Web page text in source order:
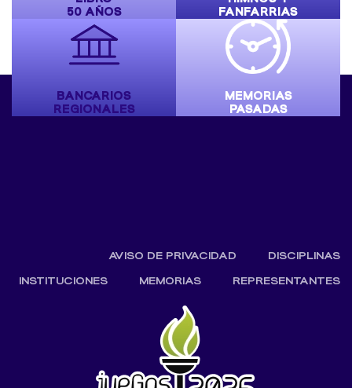
50 AÑOS
FANFARRIAS
BANCARIOS
REGIONALES
MEMORIAS
PASADAS
AVISO DE PRIVACIDAD
DISCIPLINAS
INSTITUCIONES
MEMORIAS REPRESENTANTES